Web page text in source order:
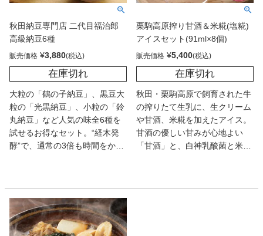
秋田納豆専門店 二代目福治郎
高級納豆6種
販売価格 ¥3,880
在庫切れ
大粒の「鶴の子納豆」、黒豆大
粒の「光黒納豆」、小粒の「鈴
丸納豆」など人気の味全6種を
試せるお得なセット。“経木発
酵”で、通常の3倍も時間をかけ
栗駒高原搾り甘酒＆米糀(塩糀)
アイスセット(91ml×8個)
販売価格 ¥5,400
在庫切れ
秋田・栗駒高原で飼育された牛
の搾りたて生乳に、生クリーム
や甘酒、米糀を加えたアイス。
甘酒の優しい甘みが心地よい
「甘酒」と、白神乳酸菌と米糀